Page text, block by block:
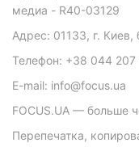
медиа - R40-03129
Адрес: 01133, г. Киев,
Телефон: +38 044 207
E-mail: info@focus.ua
FOCUS.UA — больше
Перепечатка,